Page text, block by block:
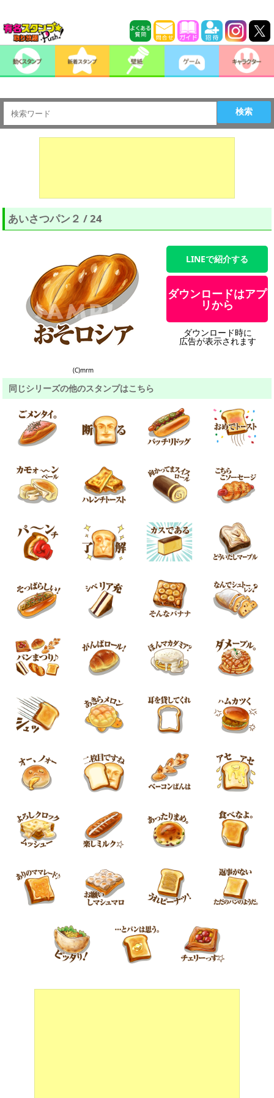
検索
あいさつパン２ / 24
(C)mrm
LINEで紹介する
ダウンロードはアプ
リから
ダウンロード時に
広告が表示されます
同じシリーズの他のスタンプはこちら